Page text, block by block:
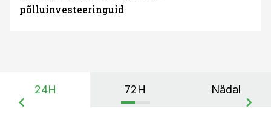
põlluinvesteeringuid
24H 72H Nädal